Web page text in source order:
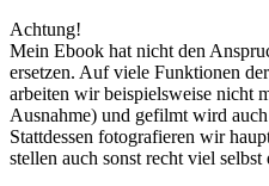
Achtung!
Mein Ebook hat nicht den
ersetzen. Auf viele Funktionen
arbeiten wir beispielsweise nicht
Ausnahme) und gefilmt wird
Stattdessen fotografieren wir
stellen auch sonst recht viel selbst